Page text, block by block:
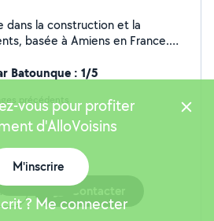
dans la construction et la
basée à Amiens en France.
avec un savoir-faire dans le
elle met l'accent sur la
respect des délais et la
Batounque : 1/5
précédents
Contacter
vous pour profiter
d'AlloVoisins
M'inscrire
? Me connecter